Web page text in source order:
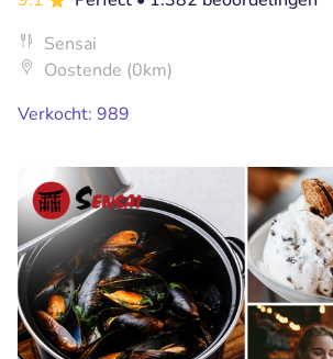
Sensai
Oostende (0km)
Verkocht: 989